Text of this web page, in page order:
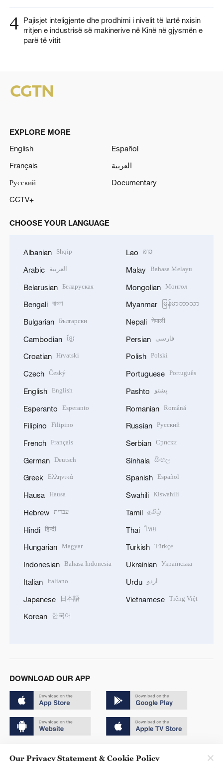
4 Pajisjet inteligjente dhe prodhimi i nivelit të lartë nxisin
rritjen e industrisë së makinerive në Kinë në gjysmën e
parë të vitit
EXPLORE MORE
English
Español
Français
العربية
Русский
Documentary
CCTV+
CHOOSE YOUR LANGUAGE
Albanian Shqip
Arabic العربية
Belarusian Беларуская
Bengali বাংলা
Bulgarian Български
Cambodian ខ្មែរ
Croatian Hrvatski
Czech Český
English English
Esperanto Esperanto
Filipino Filipino
French Français
German Deutsch
Greek Ελληνικά
Hausa Hausa
Hebrew עברית
Hindi हिन्दी
Hungarian Magyar
Indonesian Bahasa Indonesia
Italian Italiano
Japanese 日本語
Korean 한국어
Lao ລາວ
Malay Bahasa Melayu
Mongolian Монгол
Myanmar မြန်မာဘာသာ
Nepali नेपाली
Persian فارسی
Polish Polski
Portuguese Português
Pashto پښتو
Romanian Română
Russian Русский
Serbian Српски
Sinhala සිංහල
Spanish Español
Swahili Kiswahili
Tamil தமிழ்
Thai ไทย
Turkish Türkçe
Ukrainian Українська
Urdu اردو
Vietnamese Tiếng Việt
DOWNLOAD OUR APP
Our Privacy Statement & Cookie Policy